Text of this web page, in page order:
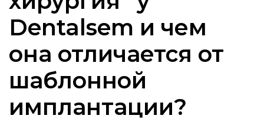
Dentalsem и чем
она отличается от
шаблонной
имплантации?